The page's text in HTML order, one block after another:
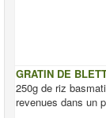
GRATIN DE
250g de riz
revenues dans un